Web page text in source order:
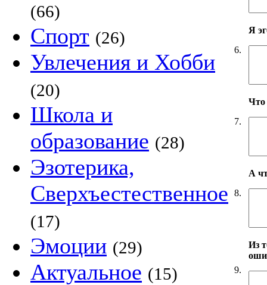
(66)
Спорт (26)
Увлечения и Хобби
(20)
Школа и
образование (28)
Эзотерика,
Сверхъестественное
(17)
Эмоции (29)
Актуальное (15)
6.
Я
7.
Что
8.
А
9.
Из